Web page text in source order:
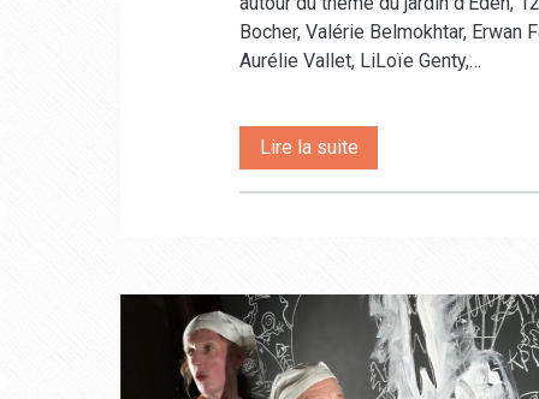
Bocher, Valérie Belmokhtar, Erwan
Aurélie Vallet, LiLoïe Genty,…
Lire la suiteUn
parfum
exposition
collective